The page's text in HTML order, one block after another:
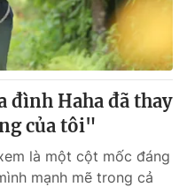
đình Haha đã thay
của tôi"
là một cột mốc đáng
mạnh mẽ trong cả